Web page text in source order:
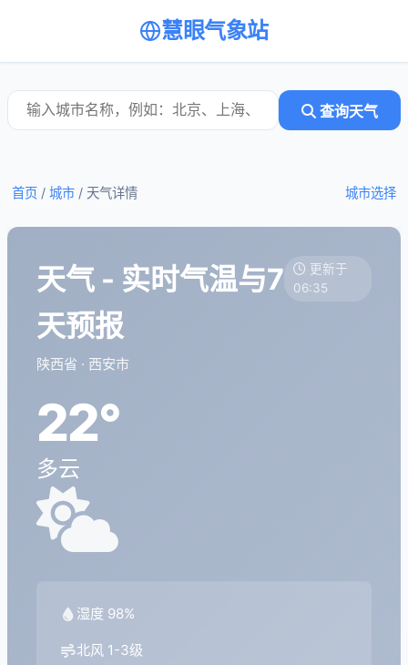
慧眼气象站
查询天气
城市选择
首页 / 城市 / 天气详情
天气 - 实时气温与7
天预报
陕西省 · 西安市
更新于
06:35
22°
多云
湿度 98%
北风 1-3级